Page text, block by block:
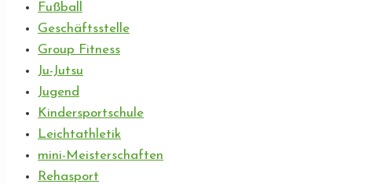
Fußball
Geschäftsstelle
Group Fitness
Ju-Jutsu
Jugend
Kindersportschule
Leichtathletik
mini-Meisterschaften
Rehasport